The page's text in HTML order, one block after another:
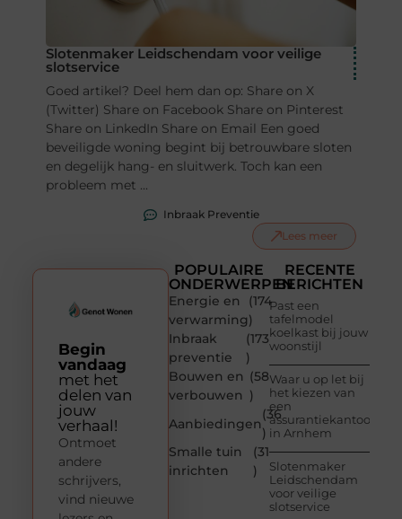
Slotenmaker Leidschendam voor veilige
slotservice
Goed artikel? Deel hem dan op: Share on X
(Twitter) Share on Facebook Share on Pinterest
Share on LinkedIn Share on Email Een goed
beveiligde woning begint bij betrouwbare sloten
en degelijk hang- en sluitwerk. Toch kan een
probleem met ...
Inbraak Preventie
Lees meer
POPULAIRE
ONDERWERPEN
Energie en
verwarming
(174
)
Inbraak
preventie
(173
)
Bouwen en
verbouwen
(58
)
Aanbiedingen
(36
)
Smalle tuin
inrichten
(31
)
RECENTE
BERICHTEN
Past een
tafelmodel
koelkast bij jouw
woonstijl
Waar u op let bij
het kiezen van
een
assurantiekantoor
in Arnhem
Slotenmaker
Leidschendam
voor veilige
slotservice
Begin
vandaag
met het
delen van
jouw
verhaal!
Ontmoet
andere
schrijvers,
vind nieuwe